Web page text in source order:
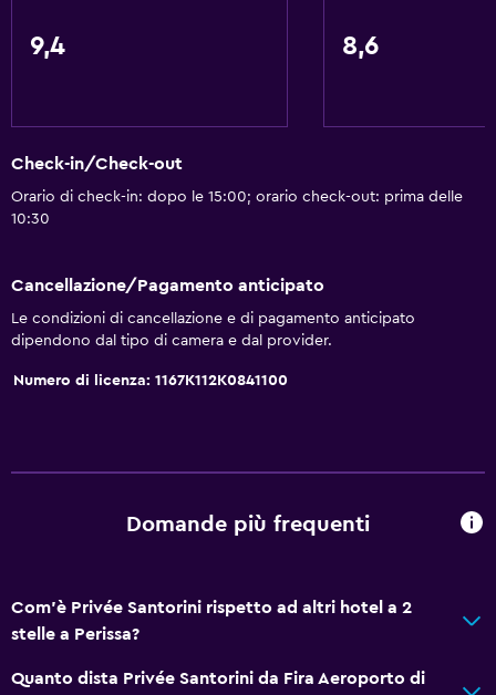
9,4 8,6
Check-in/Check-out
Orario di check-in: dopo le 15:00; orario check-out: prima delle
10:30
Cancellazione/Pagamento anticipato
Le condizioni di cancellazione e di pagamento anticipato
dipendono dal tipo di camera e dal provider.
Numero di licenza: 1167Κ112Κ0841100
Domande più frequenti
Com'è Privée Santorini rispetto ad altri hotel a 2
stelle a Perissa?
Quanto dista Privée Santorini da Fira Aeroporto di